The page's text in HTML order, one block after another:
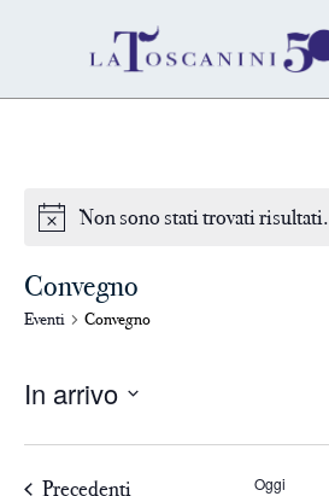
Non sono stati trovati risultati.
Convegno
Eventi Convegno
In arrivo
data.Precedenti Oggi